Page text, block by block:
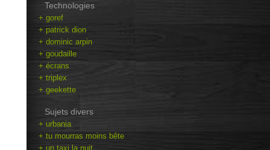
Technologies
+ goref
+ patrick dion
+ dominic arpin
+ goudaille
+ écrans
+ triplex
+ geekette
Sujets divers
+ urbania
+ tu mourras moins bête
+ un taxi la nuit